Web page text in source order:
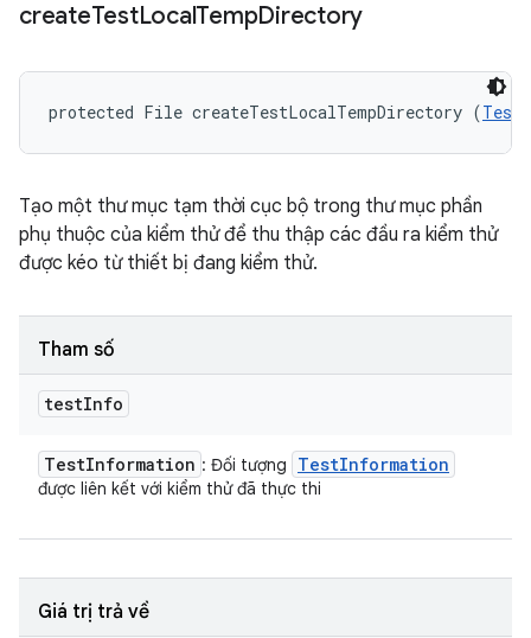
createTestLocalTempDirectory
protected File createTestLocalTempDirectory (
Tạo một thư mục tạm thời cục bộ trong thư mục phần
phụ thuộc của kiểm thử để thu thập các đầu ra kiểm thử
được kéo từ thiết bị đang kiểm thử.
Tham số
testInfo
TestInformation : Đối tượng TestInformation
được liên kết với kiểm thử đã thực thi
Giá trị trả về